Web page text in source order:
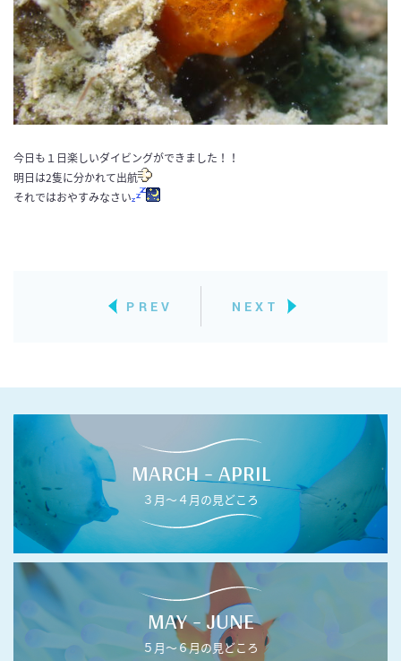
今日も１日楽しいダイビングができました！！
明日は2隻に分かれて出航
それではおやすみなさい
PREV NEXT
MARCH - APRIL
３月〜４月の見どころ
MAY - JUNE
５月〜６月の見どころ